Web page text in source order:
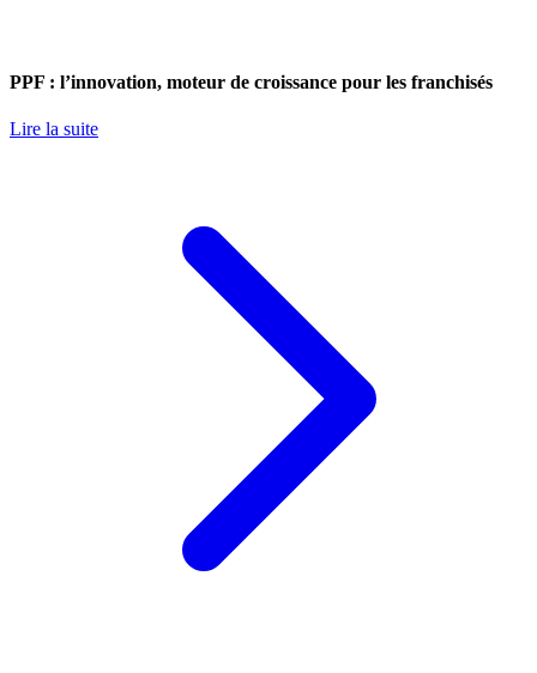
PPF : l’innovation, moteur de croissance pour les franchisés
Lire la suite